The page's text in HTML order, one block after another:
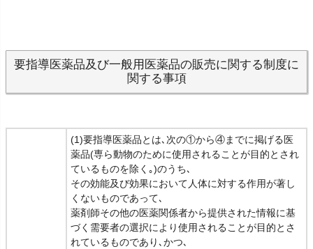
要指導医薬品及び一般用医薬品の販売に関する制度に
関する事項
(1)要指導医薬品とは､次の①から④までに掲げる医
薬品(専ら動物のために使用されることが目的とされ
ているものを除く｡)のうち､
その効能及び効果において人体に対する作用が著し
くないものであって､
薬剤師その他の医薬関係者から提供された情報に基
づく需要者の選択により使用されることが目的とさ
れているものであり､かつ､